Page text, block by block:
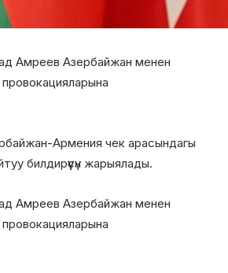
Амреев Азербайжан менен
Армения чек арасындагы
билдирүүсүн жарыялады.
Амреев Азербайжан менен